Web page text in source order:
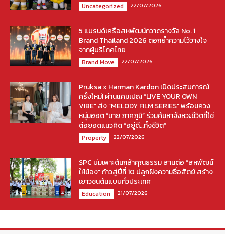
Uncategorized 22/07/2026
5 แบรนด์เครือสหพัฒน์กวาดรางวัล No. 1
Brand Thailand 2026 ตอกย้ำความไว้วางใจ
จากผู้บริโภคไทย
Brand Move 22/07/2026
Pruksa x Harman Kardon เปิดประสบการณ์
ครั้งใหม่! ผ่านแคมเปญ “LIVE YOUR OWN
VIBE” ส่ง “MELODY FILM SERIES” พร้อมควง
หนุ่มฮอต “มาย ภาคภูมิ” ร่วมค้นหาจังหวะชีวิตที่ใช่
ต่อยอดแนวคิด “อยู่ดี…ทั้งชีวิต”
Property 22/07/2026
SPC บ่มเพาะต้นกล้าคุณธรรม สานต่อ “สหพัฒน์
ให้น้อง” ก้าวสู่ปีที่ 10 ปลูกฝังความซื่อสัตย์ สร้าง
เยาวชนต้นแบบทั่วประเทศ
Education 21/07/2026